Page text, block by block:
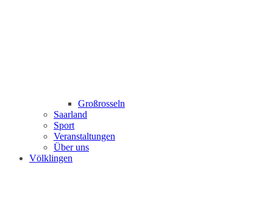
Großrosseln
Saarland
Sport
Veranstaltungen
Über uns
Völklingen